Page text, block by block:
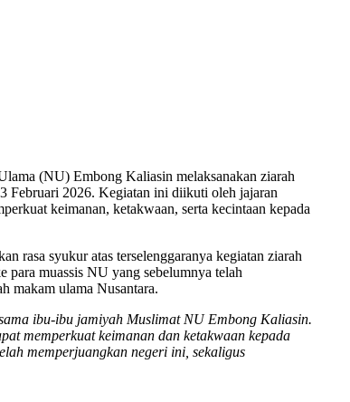
(NU) Embong Kaliasin melaksanakan ziarah
Februari 2026. Kegiatan ini diikuti oleh jajaran
keimanan, ketakwaan, serta kecintaan kepada
rasa syukur atas terselenggaranya kegiatan ziarah
para muassis NU yang sebelumnya telah
makam ulama Nusantara.
ibu-ibu jamiyah Muslimat NU Embong Kaliasin.
memperkuat keimanan dan ketakwaan kepada
memperjuangkan negeri ini, sekaligus